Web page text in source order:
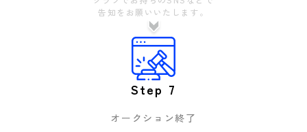
告知をお願いいたします。
Step 7
オークション終了